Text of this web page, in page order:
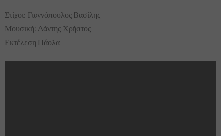
Στίχοι: Γιαννόπουλος Βασίλης
Μουσική: Δάντης Χρήστος
Εκτέλεση:Πάολα